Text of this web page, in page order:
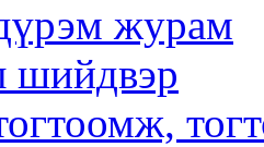
журам
шийдвэр